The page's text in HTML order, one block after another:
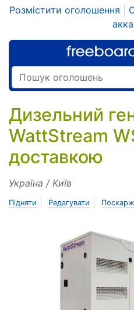
Розмістити оголошення
Дизельний
WattStream
доставкою
Україна / Київ
Підняти Редагувати